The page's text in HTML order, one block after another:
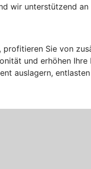
wir unterstützend an
Sie von
und erhöhen
auslagern,